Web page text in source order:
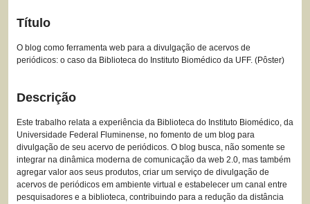
Título
O blog como ferramenta web para a divulgação de acervos de
periódicos: o caso da Biblioteca do Instituto Biomédico da UFF. (Pôster)
Descrição
Este trabalho relata a experiência da Biblioteca do Instituto Biomédico, da
Universidade Federal Fluminense, no fomento de um blog para
divulgação de seu acervo de periódicos. O blog busca, não somente se
integrar na dinâmica moderna de comunicação da web 2.0, mas também
agregar valor aos seus produtos, criar um serviço de divulgação de
acervos de periódicos em ambiente virtual e estabelecer um canal entre
pesquisadores e a biblioteca, contribuindo para a redução da distância